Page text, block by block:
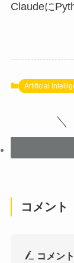
Claudeに
Artificial
コメント
コメン